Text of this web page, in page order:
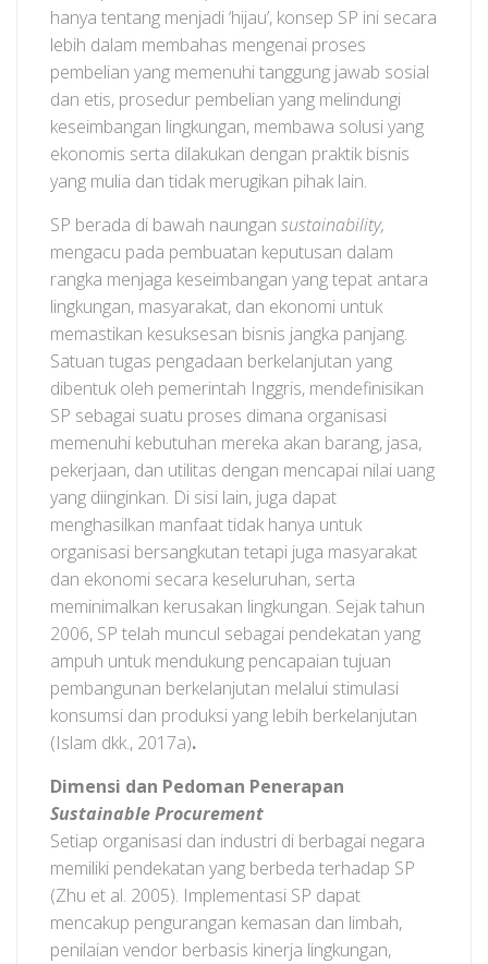
hanya tentang menjadi ‘hijau’, konsep SP ini secara
lebih dalam membahas mengenai proses
pembelian yang memenuhi tanggung jawab sosial
dan etis, prosedur pembelian yang melindungi
keseimbangan lingkungan, membawa solusi yang
ekonomis serta dilakukan dengan praktik bisnis
yang mulia dan tidak merugikan pihak lain.
SP berada di bawah naungan sustainability,
mengacu pada pembuatan keputusan dalam
rangka menjaga keseimbangan yang tepat antara
lingkungan, masyarakat, dan ekonomi untuk
memastikan kesuksesan bisnis jangka panjang.
Satuan tugas pengadaan berkelanjutan yang
dibentuk oleh pemerintah Inggris, mendefinisikan
SP sebagai suatu proses dimana organisasi
memenuhi kebutuhan mereka akan barang, jasa,
pekerjaan, dan utilitas dengan mencapai nilai uang
yang diinginkan. Di sisi lain, juga dapat
menghasilkan manfaat tidak hanya untuk
organisasi bersangkutan tetapi juga masyarakat
dan ekonomi secara keseluruhan, serta
meminimalkan kerusakan lingkungan. Sejak tahun
2006, SP telah muncul sebagai pendekatan yang
ampuh untuk mendukung pencapaian tujuan
pembangunan berkelanjutan melalui stimulasi
konsumsi dan produksi yang lebih berkelanjutan
(Islam dkk., 2017a).
Dimensi dan Pedoman Penerapan
Sustainable Procurement
Setiap organisasi dan industri di berbagai negara
memiliki pendekatan yang berbeda terhadap SP
(Zhu et al. 2005). Implementasi SP dapat
mencakup pengurangan kemasan dan limbah,
penilaian vendor berbasis kinerja lingkungan,